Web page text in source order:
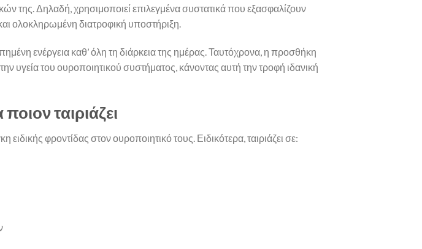
της. Δηλαδή, χρησιμοποιεί επιλεγμένα συστατικά που εξασφαλίζουν
ολοκληρωμένη διατροφική υποστήριξη.
ενέργεια καθ’ όλη τη διάρκεια της ημέρας. Ταυτόχρονα, η προσθήκη
υγεία του ουροποιητικού συστήματος, κάνοντας αυτή την τροφή ιδανική
ταιριάζει
φροντίδας στον ουροποιητικό τους. Ειδικότερα, ταιριάζει σε: